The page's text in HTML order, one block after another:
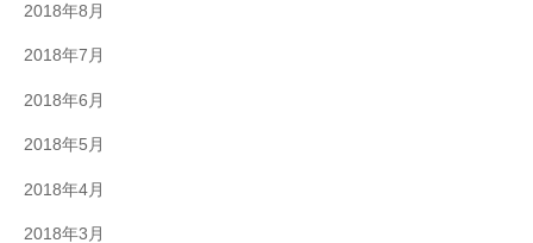
2018年8月
2018年7月
2018年6月
2018年5月
2018年4月
2018年3月